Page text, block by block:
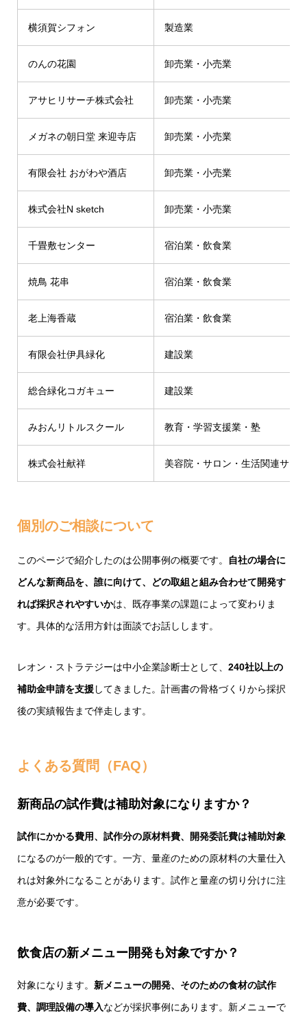
横須賀シフォン 製造業
のんの花園 卸売業・小売業
アサヒリサーチ株式会社 卸売業・小売業
メガネの朝日堂 来迎寺店 卸売業・小売業
有限会社 おがわや酒店 卸売業・小売業
株式会社N sketch 卸売業・小売業
千畳敷センター 宿泊業・飲食業
焼鳥 花串 宿泊業・飲食業
老上海香蔵 宿泊業・飲食業
有限会社伊具緑化 建設業
総合緑化コガキュー 建設業
みおんリトルスクール 教育・学習支援業・塾
株式会社献祥 美容院・サロン・生活関連サー
個別のご相談について
このページで紹介したのは公開事例の概要です。
自社の場合に
どんな新商品を、誰に向けて、どの取組と組み合わせて開発す
れば採択されやすいかは、既存事業の課題によって変わりま
す。具体的な活用方針は面談でお話しします。
レオン・ストラテジーは中小企業診断士として、 240社以上の
補助金申請を支援してきました。計画書の骨格づくりから採択
後の実績報告まで伴走します。
よくある質問（FAQ）
新商品の試作費は補助対象になりますか？
試作にかかる費用、試作分の原材料費、開発委託費は補助対象
になるのが一般的です。一方、量産のための原材料の大量仕入
れは対象外になることがあります。試作と量産の切り分けに注
意が必要です。
飲食店の新メニュー開発も対象ですか？
対象になります。 新メニューの開発、そのための食材の試作
費、調理設備の導入などが採択事例にあります。新メニューで
補助金ガイドDL お問い合わせ LINE相談